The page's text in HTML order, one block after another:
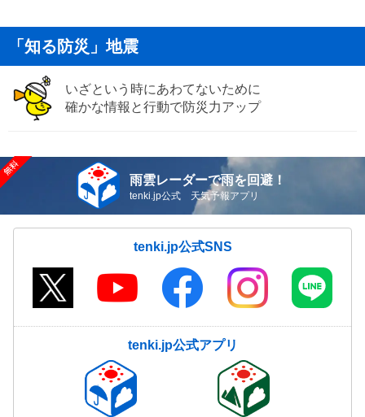
「知る防災」地震
いざという時にあわてないために
確かな情報と行動で防災力アップ
雨雲レーダーで雨を回避！
tenki.jp公式 天気予報アプリ
tenki.jp公式SNS
tenki.jp公式アプリ